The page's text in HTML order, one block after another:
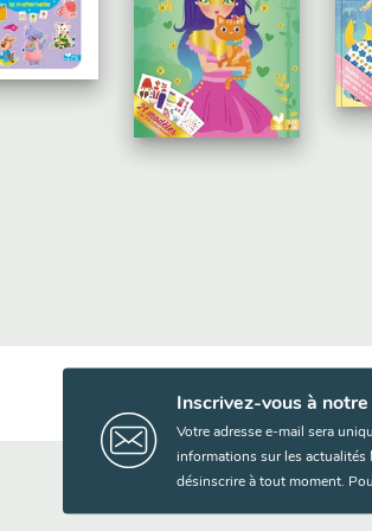
petits amis - Mes
cosy
Mes stickers
maternelle
Inscrivez-vous à
Votre adresse e-mail sera
informations sur les actualités
désinscrire à tout moment.